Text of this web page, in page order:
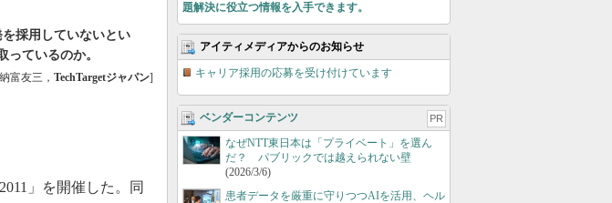
採用していないとい
ているのか。
富友三， TechTargetジャパン]
」を開催した。同
題解決に役立つ情報を入手できます。
アイティメディアからのお知らせ
キャリア採用の応募を受け付けています
ベンダーコンテンツ PR
なぜNTT東日本は「プライベート」を選ん
だ？ パブリックでは越えられない壁
(2026/3/6)
患者データを厳重に守りつつAIを活用、ヘル